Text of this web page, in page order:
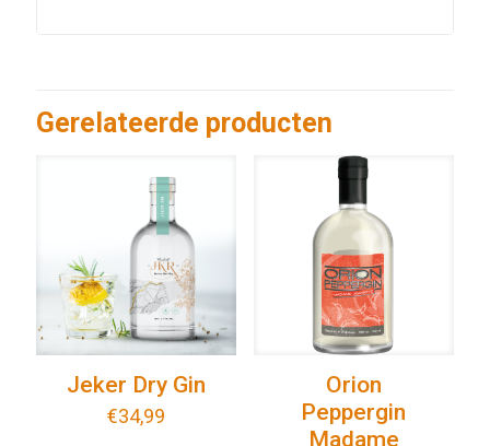
Gerelateerde producten
Jeker Dry Gin
€34,99
Orion
Peppergin
Madame